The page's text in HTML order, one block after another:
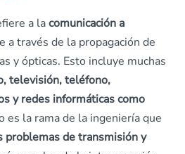
a lacomunicación a
a través de la propagación de
y ópticas. Esto incluye muchas
televisión, teléfono,
y redes informáticas como
es la rama de la ingeniería que
problemas de transmisión y